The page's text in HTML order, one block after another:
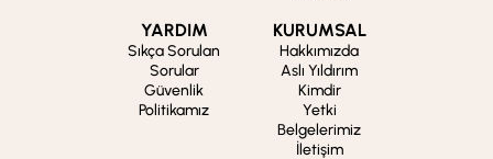
YARDIM
Sıkça Sorulan
Sorular
Güvenlik
Politikamız
KURUMSAL
Hakkımızda
Aslı Yıldırım
Kimdir
Yetki
Belgelerimiz
İletişim